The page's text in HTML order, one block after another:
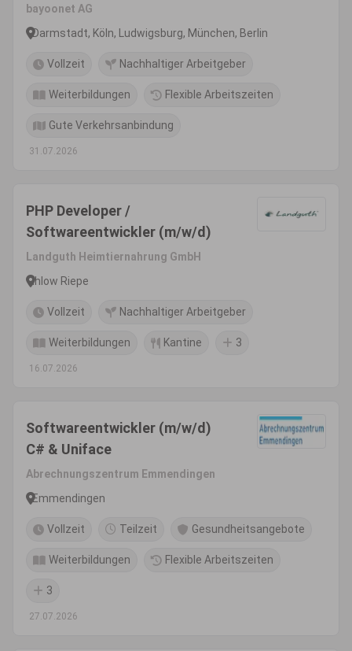
bayoonet AG
Darmstadt, Köln, Ludwigsburg, München, Berlin
Vollzeit Nachhaltiger Arbeitgeber
Weiterbildungen Flexible Arbeitszeiten
Gute Verkehrsanbindung
31.07.2026
PHP Developer /
Softwareentwickler (m/w/d)
Landguth Heimtiernahrung GmbH
Ihlow Riepe
Vollzeit Nachhaltiger Arbeitgeber
Weiterbildungen Kantine 3
16.07.2026
Softwareentwickler (m/w/d)
C# & Uniface
Abrechnungszentrum Emmendingen
Emmendingen
Vollzeit Teilzeit Gesundheitsangebote
Weiterbildungen Flexible Arbeitszeiten
3
27.07.2026